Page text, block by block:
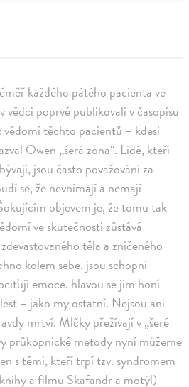
každého pátého pacienta ve
vědci poprvé publikovali v časopisu
vědomí těchto pacientů – kdesi
Owen „šerá zóna“. Lidé, kteří
jsou často považováni za
se, že nevnímají a nemají
objevem je, že tomu tak
ve skutečnosti zůstává
těla a zničeného
kolem sebe, jsou schopni
emoce, hlavou se jim honí
– jako my ostatní. Nejsou ani
mrtví. Mlčky přežívají v „šeré
průkopnické metody nyní můžeme
s těmi, kteří trpí tzv. syndromem
a filmu Skafandr a motýl)